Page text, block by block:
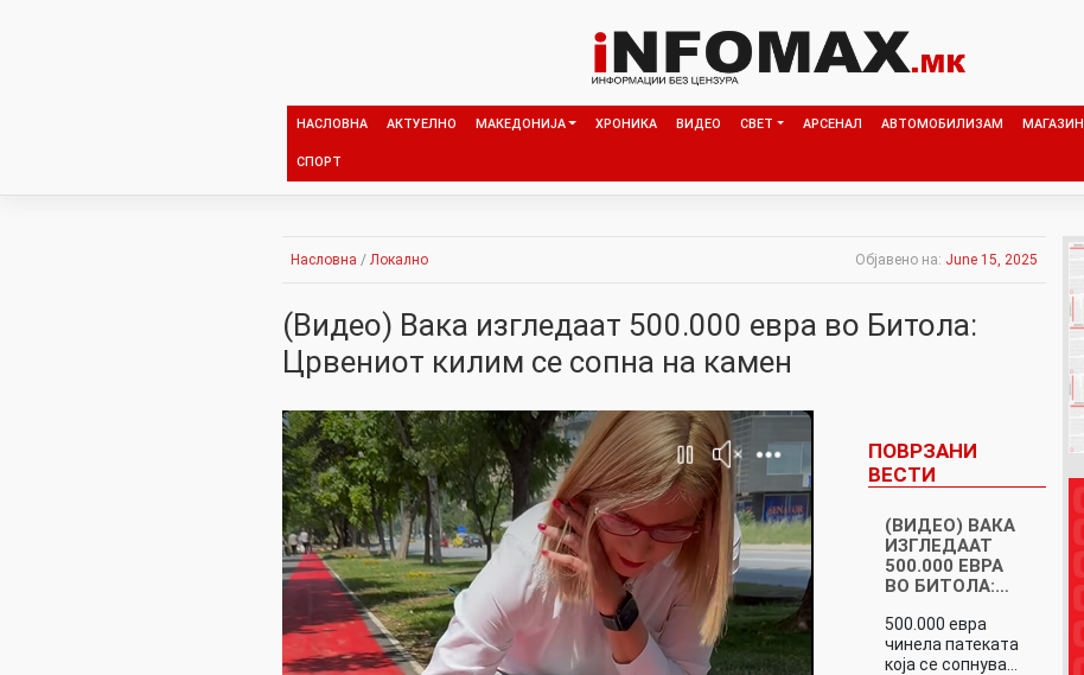
НАСЛОВНА АКТУЕЛНО МАКЕДОНИЈА ХРОНИКА ВИДЕО СВЕТ АРСЕНАЛ АВТОМОБИЛИЗАМ МАГАЗИН
СПОРТ
Насловна / Локално Објавено на: June 15, 2025
(Видео) Вака изгледаат 500.000 евра во Битола:
Црвениот килим се сопна на камен
ПОВРЗАНИ
ВЕСТИ
(ВИДЕО) ВАКА
ИЗГЛЕДААТ
500.000 ЕВРА
ВО БИТОЛА:…
500.000 евра
чинела патеката
која се сопнува…